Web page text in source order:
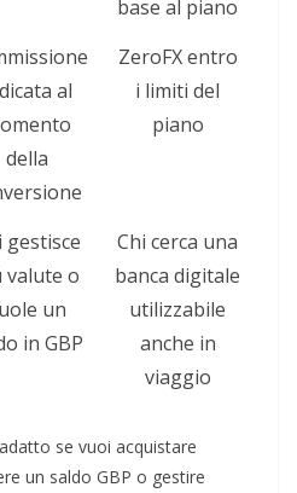
base al piano
al
della
ZeroFX entro
i limiti del
piano
gestisce
valute o
un
in GBP
Chi cerca una
banca digitale
utilizzabile
anche in
viaggio
se vuoi acquistare
un saldo GBP o gestire